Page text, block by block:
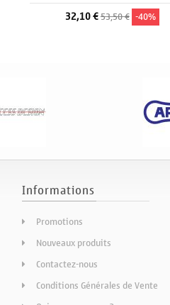
32,10 €53,50 € -40%
Informations
Promotions
Nouveaux produits
Contactez-nous
Conditions Générales de Vente